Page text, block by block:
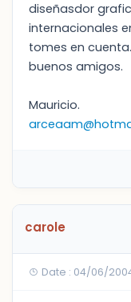
diseñasdor
internacionales
tomes en
buenos amigos.
Mauricio.
carole
Date : 04/06/